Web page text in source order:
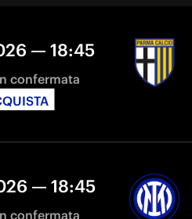
— 18:45
confermata
— 18:45
confermata